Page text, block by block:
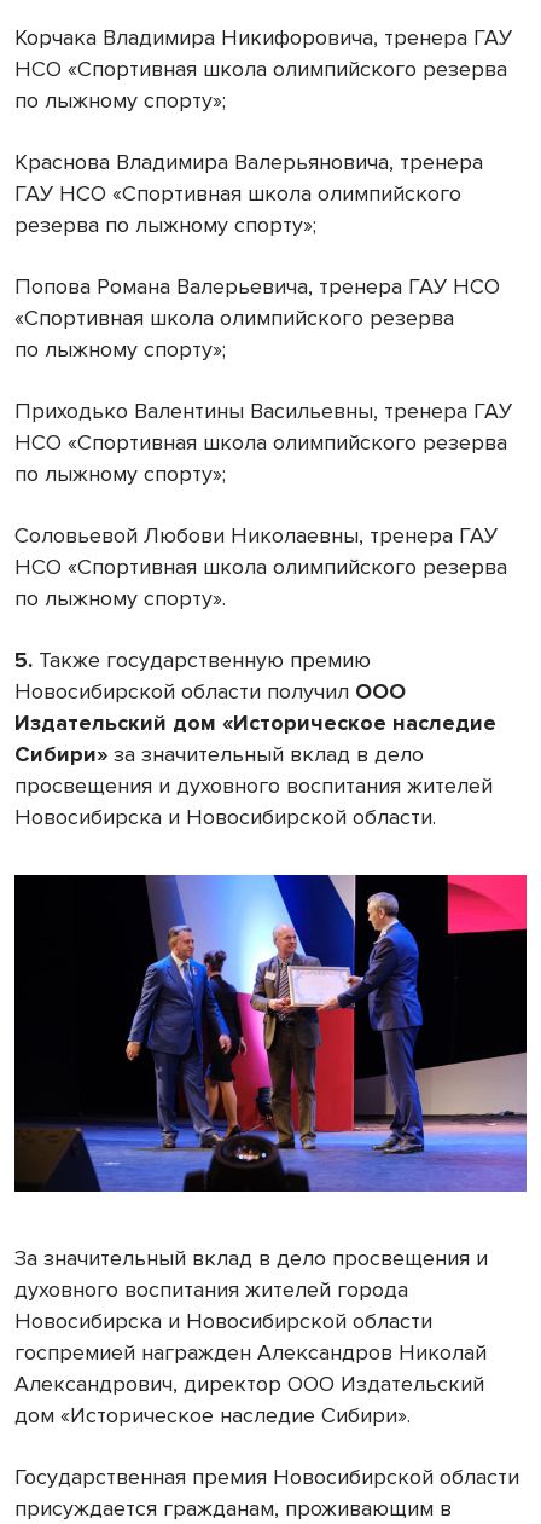
Корчака Владимира Никифоровича, тренера ГАУ
НСО «Спортивная школа олимпийского резерва
по лыжному спорту»;
Краснова Владимира Валерьяновича, тренера
ГАУ НСО «Спортивная школа олимпийского
резерва по лыжному спорту»;
Попова Романа Валерьевича, тренера ГАУ НСО
«Спортивная школа олимпийского резерва
по лыжному спорту»;
Приходько Валентины Васильевны, тренера ГАУ
НСО «Спортивная школа олимпийского резерва
по лыжному спорту»;
Соловьевой Любови Николаевны, тренера ГАУ
НСО «Спортивная школа олимпийского резерва
по лыжному спорту».
5. Также государственную премию
Новосибирской области получил ООО
Издательский дом «Историческое наследие
Сибири» за значительный вклад в дело
просвещения и духовного воспитания жителей
Новосибирска и Новосибирской области.
За значительный вклад в дело просвещения и
духовного воспитания жителей города
Новосибирска и Новосибирской области
госпремией награжден Александров Николай
Александрович, директор ООО Издательский
дом «Историческое наследие Сибири».
Государственная премия Новосибирской области
присуждается гражданам, проживающим в